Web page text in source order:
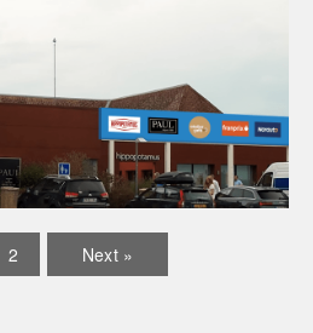
Ingenierie TCE
2 Next »